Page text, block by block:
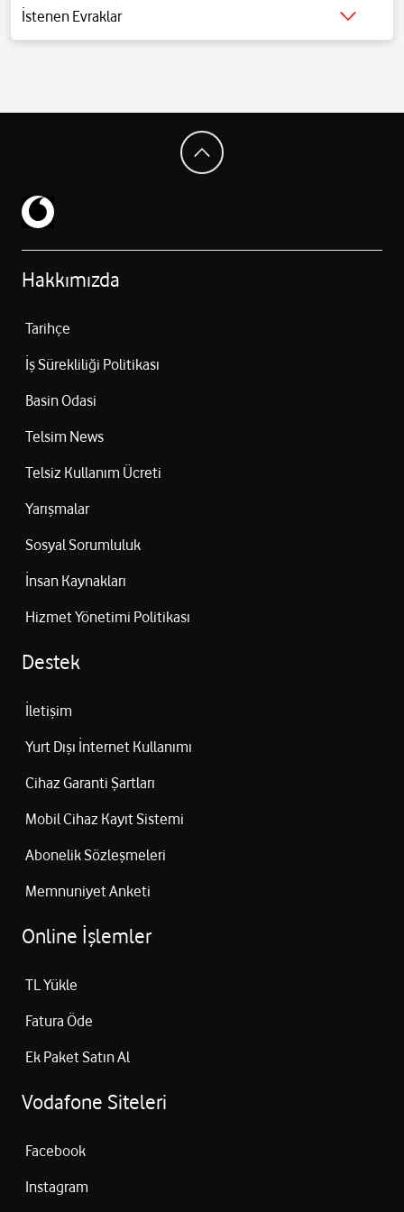
5000 mAh batarya
USB‑C (USB 2.0) bağlantı
162.9 × 78.2 × 7.4 mm boyutlar
196 gram ağırlık
İstenen Evraklar
Detaylı bilgi içintıklayınız.
Hakkımızda
Tarihçe
İş Sürekliliği Politikası
Basin Odasi
Telsim News
Telsiz Kullanım Ücreti
Yarışmalar
Sosyal Sorumluluk
İnsan Kaynakları
Hizmet Yönetimi Politikası
Destek
İletişim
Yurt Dışı İnternet Kullanımı
Cihaz Garanti Şartları
Mobil Cihaz Kayıt Sistemi
Abonelik Sözleşmeleri
Memnuniyet Anketi
Online İşlemler
TL Yükle
Fatura Öde
Ek Paket Satın Al
Vodafone Siteleri
Facebook
Instagram